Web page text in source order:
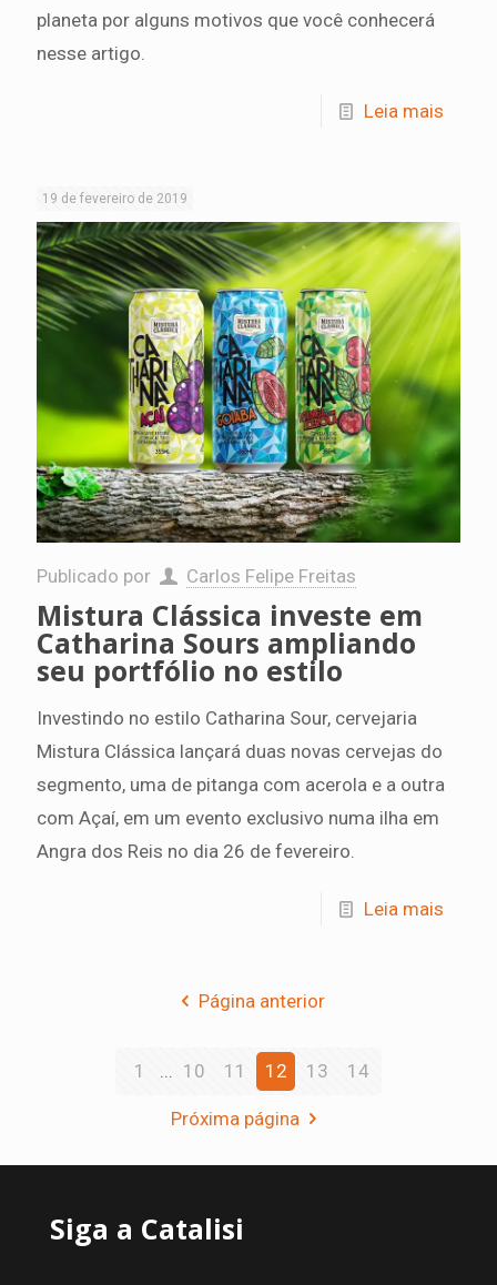
planeta por alguns motivos que você conhecerá
nesse artigo.
Leia mais
19 de fevereiro de 2019
Publicado por Carlos Felipe Freitas
Mistura Clássica investe em
Catharina Sours ampliando
seu portfólio no estilo
Investindo no estilo Catharina Sour, cervejaria
Mistura Clássica lançará duas novas cervejas do
segmento, uma de pitanga com acerola e a outra
com Açaí, em um evento exclusivo numa ilha em
Angra dos Reis no dia 26 de fevereiro.
Leia mais
Página anterior
1 ... 10 11 12 13 14
Próxima página
Siga a Catalisi